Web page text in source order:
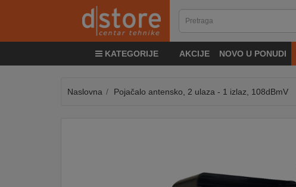
KATEGORIJE AKCIJE NOVO U PONUDI
&
Naslovna Pojačalo antensko, 2 ulaza - 1 izlaz, 108dBmV